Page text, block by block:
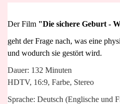
Der Film "Die sichere Geburt -
geht der Frage nach, was eine
und wodurch sie gestört wird.
Dauer: 132 Minuten
HDTV, 16:9, Farbe, Stereo
Sprache: Deutsch (Englische und